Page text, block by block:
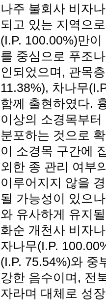
나주 불회사 비자
되고 있는 지역으
(I.P. 100.00%)만
를 중심으로 푸조
인되었으며, 관목
11.38%), 차나무
함께 출현하였다.
이상의 소경목부
분포하는 것으로
이 소경목 구간에
외한 종 관리 여부
이루어지지 않을
될 가능성이 있으
와 유사하게 유지
화순 개천사 비자
자나무(I.P.
(I.P. 75.54%)와 중
강한 음수이며, 전
자라며 대체로 성